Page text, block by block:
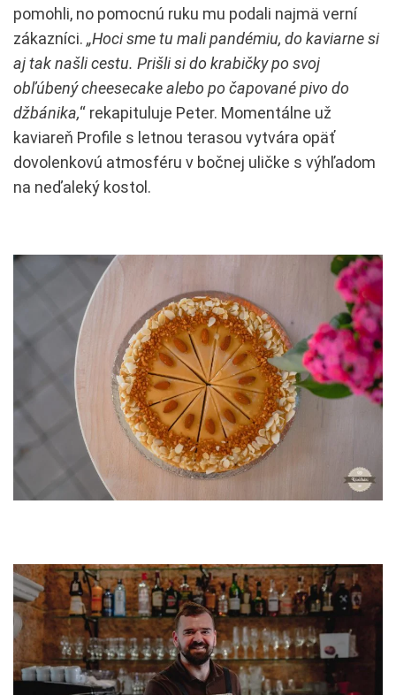
pomohli, no pomocnú ruku mu podali najmä verní
zákazníci. „Hoci sme tu mali pandémiu, do kaviarne si
aj tak našli cestu. Prišli si do krabičky po svoj
obľúbený cheesecake alebo po čapované pivo do
džbánika,“ rekapituluje Peter. Momentálne už
kaviareň Profile s letnou terasou vytvára opäť
dovolenkovú atmosféru v bočnej uličke s výhľadom
na neďaleký kostol.